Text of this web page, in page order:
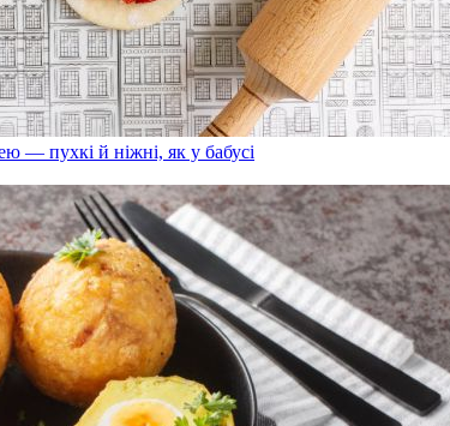
— пухкі й ніжні, як у бабусі